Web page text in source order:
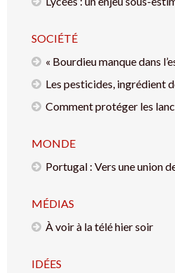
SOCIÉTÉ
« Bourdieu manque dans
Les pesticides, ingrédient
Comment protéger les
MONDE
Portugal : Vers une union
MÉDIAS
À voir à la télé hier soir
IDÉES